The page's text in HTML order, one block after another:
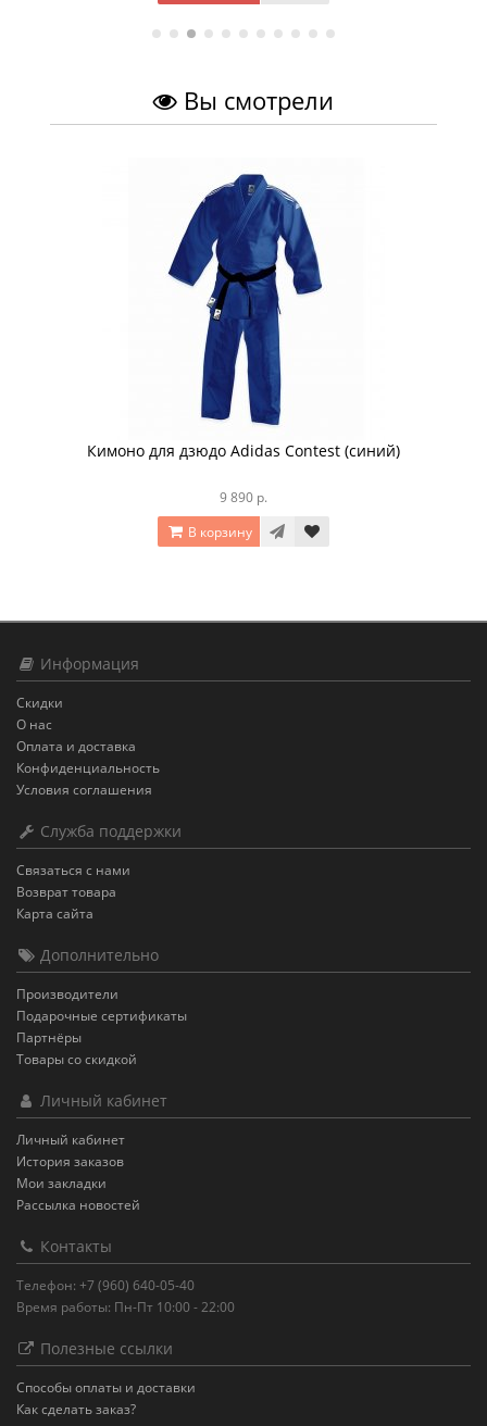
Вы смотрели
Кимоно для дзюдо Adidas Contest (синий)
9 890 р.
В корзину
Информация
Скидки
О нас
Оплата и доставка
Конфиденциальность
Условия соглашения
Служба поддержки
Связаться с нами
Возврат товара
Карта сайта
Дополнительно
Производители
Подарочные сертификаты
Партнёры
Товары со скидкой
Личный кабинет
Личный кабинет
История заказов
Мои закладки
Рассылка новостей
Контакты
Телефон: +7 (960) 640-05-40
Время работы: Пн-Пт 10:00 - 22:00
Полезные ссылки
Способы оплаты и доставки
Как сделать заказ?